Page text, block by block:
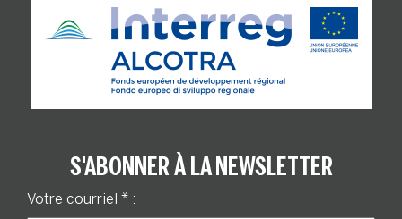
S'ABONNER À LA NEWSLETTER
Votre courriel * :